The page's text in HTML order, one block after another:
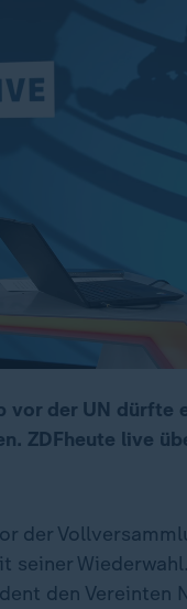
vor der UN dürfte
ZDFheute live
der
seiner
den Vereinten